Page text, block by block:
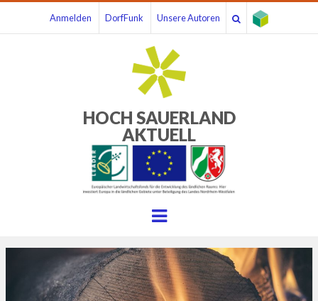
Anmelden DorfFunk Unsere Autoren
HOCH SAUERLAND
AKTUELL
Menu